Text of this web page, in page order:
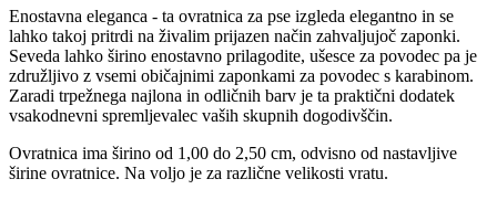
Enostavna eleganca - ta ovratnica za pse izgleda elegantno in se
lahko takoj pritrdi na živalim prijazen način zahvaljujoč zaponki.
Seveda lahko širino enostavno prilagodite, ušesce za povodec pa je
združljivo z vsemi običajnimi zaponkami za povodec s karabinom.
Zaradi trpežnega najlona in odličnih barv je ta praktični dodatek
vsakodnevni spremljevalec vaših skupnih dogodivščin.
Ovratnica ima širino od 1,00 do 2,50 cm, odvisno od nastavljive
širine ovratnice. Na voljo je za različne velikosti vratu.